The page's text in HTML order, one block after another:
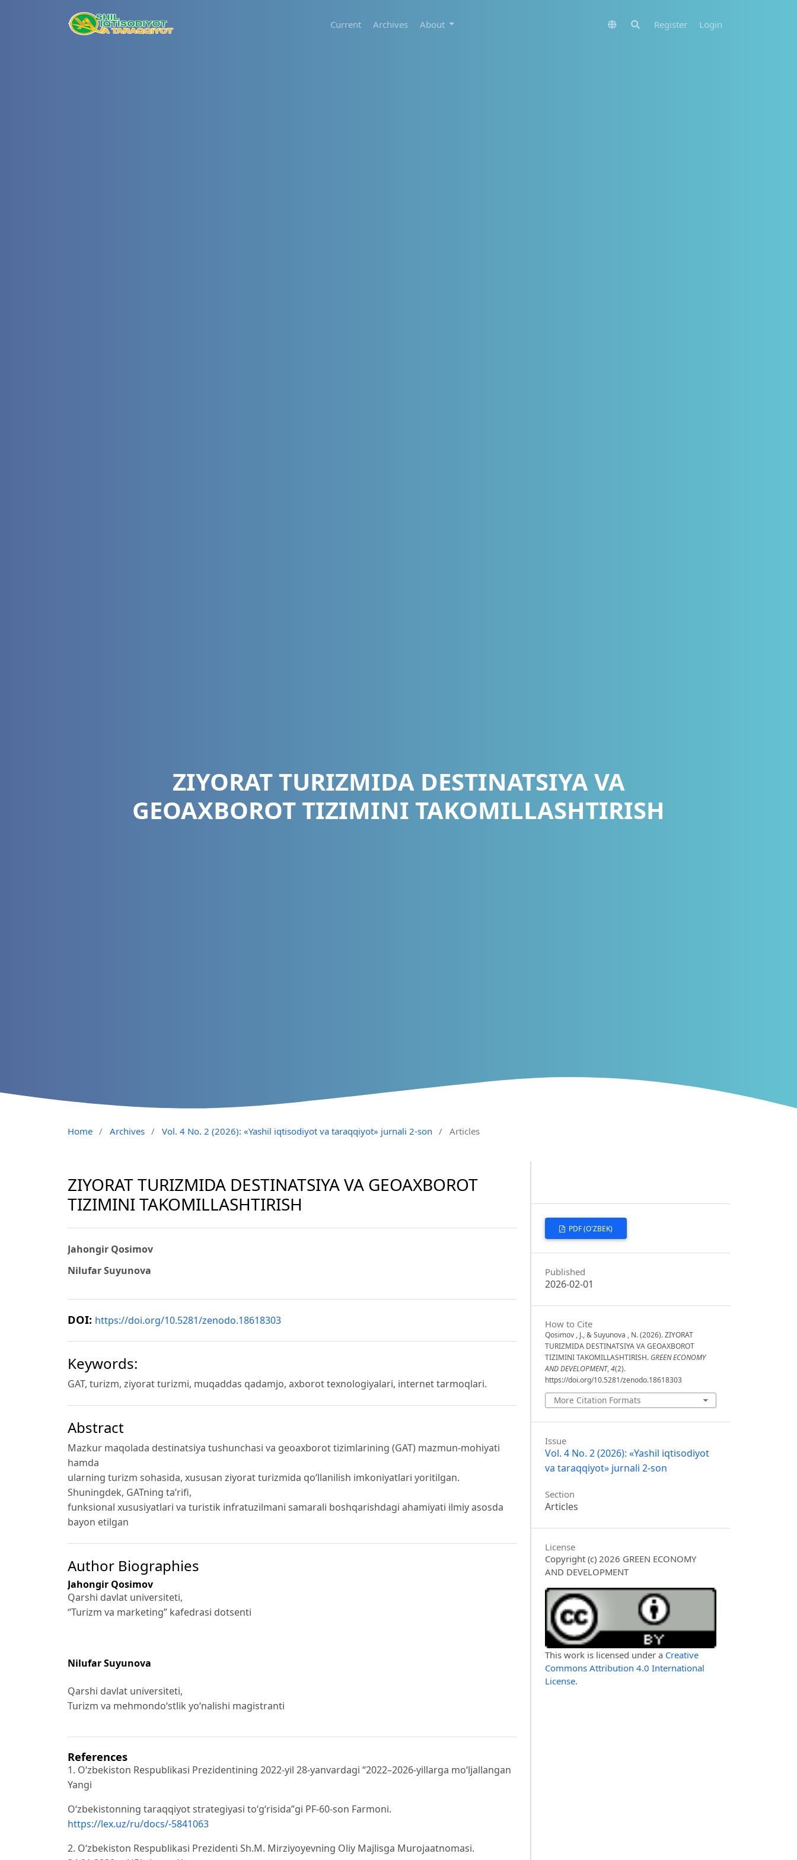
Current Archives About Register Login
ZIYORAT TURIZMIDA DESTINATSIYA VA
GEOAXBOROT TIZIMINI TAKOMILLASHTIRISH
Home / Archives / Vol. 4 No. 2 (2026): «Yashil iqtisodiyot va taraqqiyot» jurnali 2-son / Articles
ZIYORAT TURIZMIDA DESTINATSIYA VA GEOAXBOROT
TIZIMINI TAKOMILLASHTIRISH
Jahongir Qosimov
Nilufar Suyunova
DOI: https://doi.org/10.5281/zenodo.18618303
Keywords:
GAT, turizm, ziyorat turizmi, muqaddas qadamjo, axborot texnologiyalari, internet tarmoqlari.
Abstract
Mazkur maqolada destinatsiya tushunchasi va geoaxborot tizimlarining (GAT) mazmun-mohiyati
hamda
ularning turizm sohasida, xususan ziyorat turizmida qo‘llanilish imkoniyatlari yoritilgan.
Shuningdek, GATning ta’rifi,
funksional xususiyatlari va turistik infratuzilmani samarali boshqarishdagi ahamiyati ilmiy asosda
bayon etilgan
Author Biographies
Jahongir Qosimov
Qarshi davlat universiteti,
“Turizm va marketing” kafedrasi dotsenti
Nilufar Suyunova
Qarshi davlat universiteti,
Turizm va mehmondo‘stlik yo‘nalishi magistranti
References
1. O‘zbekiston Respublikasi Prezidentining 2022-yil 28-yanvardagi “2022–2026-yillarga mo‘ljallangan
Yangi
O‘zbekistonning taraqqiyot strategiyasi to‘g‘risida”gi PF-60-son Farmoni.
https://lex.uz/ru/docs/-5841063
2. O‘zbekiston Respublikasi Prezidenti Sh.M. Mirziyoyevning Oliy Majlisga Murojaatnomasi.
PDF (O'ZBEK)
Published
2026-02-01
How to Cite
Qosimov , J., & Suyunova , N. (2026). ZIYORAT
TURIZMIDA DESTINATSIYA VA GEOAXBOROT
TIZIMINI TAKOMILLASHTIRISH. GREEN ECONOMY
AND DEVELOPMENT,4(2).
https://doi.org/10.5281/zenodo.18618303
More Citation Formats
Issue
Vol. 4 No. 2 (2026): «Yashil iqtisodiyot
va taraqqiyot» jurnali 2-son
Section
Articles
License
Copyright (c) 2026 GREEN ECONOMY
AND DEVELOPMENT
This work is licensed under a Creative
Commons Attribution 4.0 International
License.